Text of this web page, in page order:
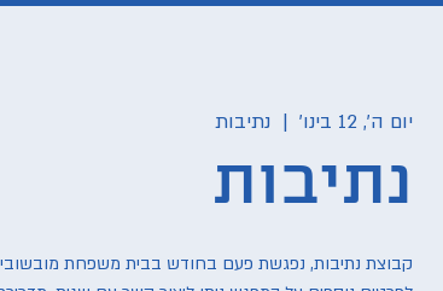
יום ה׳, 12 בינו׳
  |
נתיבות
נתיבות